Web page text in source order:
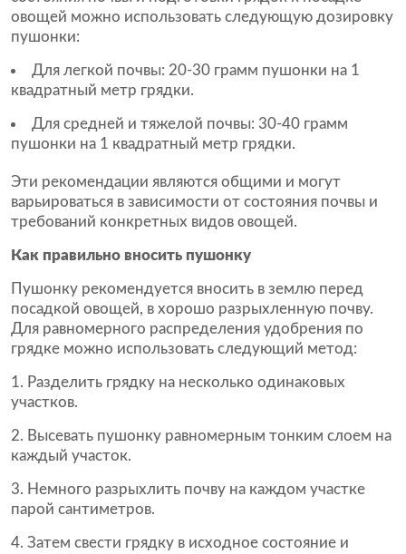
овощей можно использовать следующую дозировку
пушонки:
Для легкой почвы: 20-30 грамм пушонки на 1
квадратный метр грядки.
Для средней и тяжелой почвы: 30-40 грамм
пушонки на 1 квадратный метр грядки.
Эти рекомендации являются общими и могут
варьироваться в зависимости от состояния почвы и
требований конкретных видов овощей.
Как правильно вносить пушонку
Пушонку рекомендуется вносить в землю перед
посадкой овощей, в хорошо разрыхленную почву.
Для равномерного распределения удобрения по
грядке можно использовать следующий метод:
Разделить грядку на несколько одинаковых
участков.
Высевать пушонку равномерным тонким слоем на
каждый участок.
Немного разрыхлить почву на каждом участке
парой сантиметров.
Затем свести грядку в исходное состояние и